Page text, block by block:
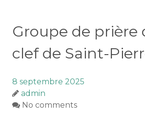
Groupe de prière
clef de Saint-
8 septembre 2025
admin
No comments